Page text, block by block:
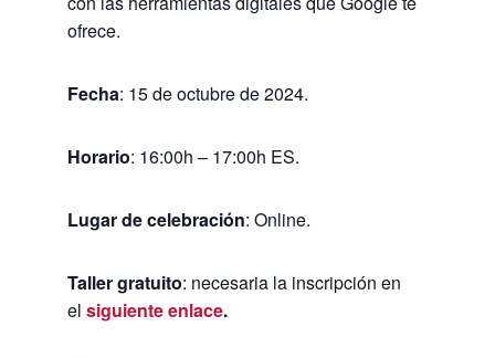
ofrece.
Fecha: 15 de octubre de 2024.
Horario: 16:00h – 17:00h ES.
Lugar de celebración: Online.
Taller gratuito: necesaria la inscripción en
el siguiente enlace.